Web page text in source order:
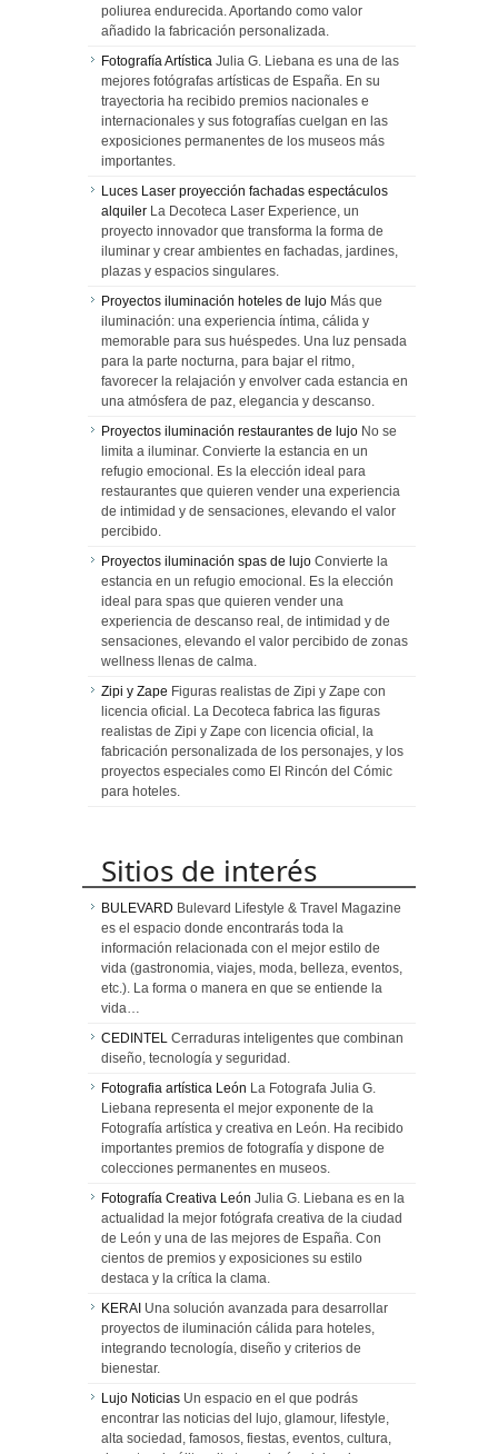
poliurea endurecida. Aportando como valor
añadido la fabricación personalizada.
Fotografía Artística Julia G. Liebana es una de las
mejores fotógrafas artísticas de España. En su
trayectoria ha recibido premios nacionales e
internacionales y sus fotografías cuelgan en las
exposiciones permanentes de los museos más
importantes.
Luces Laser proyección fachadas espectáculos
alquiler La Decoteca Laser Experience, un
proyecto innovador que transforma la forma de
iluminar y crear ambientes en fachadas, jardines,
plazas y espacios singulares.
Proyectos iluminación hoteles de lujo Más que
iluminación: una experiencia íntima, cálida y
memorable para sus huéspedes. Una luz pensada
para la parte nocturna, para bajar el ritmo,
favorecer la relajación y envolver cada estancia en
una atmósfera de paz, elegancia y descanso.
Proyectos iluminación restaurantes de lujo No se
limita a iluminar. Convierte la estancia en un
refugio emocional. Es la elección ideal para
restaurantes que quieren vender una experiencia
de intimidad y de sensaciones, elevando el valor
percibido.
Proyectos iluminación spas de lujo Convierte la
estancia en un refugio emocional. Es la elección
ideal para spas que quieren vender una
experiencia de descanso real, de intimidad y de
sensaciones, elevando el valor percibido de zonas
wellness llenas de calma.
Zipi y Zape Figuras realistas de Zipi y Zape con
licencia oficial. La Decoteca fabrica las figuras
realistas de Zipi y Zape con licencia oficial, la
fabricación personalizada de los personajes, y los
proyectos especiales como El Rincón del Cómic
para hoteles.
Sitios de interés
BULEVARD Bulevard Lifestyle & Travel Magazine
es el espacio donde encontrarás toda la
información relacionada con el mejor estilo de
vida (gastronomia, viajes, moda, belleza, eventos,
etc.). La forma o manera en que se entiende la
vida…
CEDINTEL Cerraduras inteligentes que combinan
diseño, tecnología y seguridad.
Fotografia artística León La Fotografa Julia G.
Liebana representa el mejor exponente de la
Fotografía artística y creativa en León. Ha recibido
importantes premios de fotografía y dispone de
colecciones permanentes en museos.
Fotografía Creativa León Julia G. Liebana es en la
actualidad la mejor fotógrafa creativa de la ciudad
de León y una de las mejores de España. Con
cientos de premios y exposiciones su estilo
destaca y la crítica la clama.
KERAI Una solución avanzada para desarrollar
proyectos de iluminación cálida para hoteles,
integrando tecnología, diseño y criterios de
bienestar.
Lujo Noticias Un espacio en el que podrás
encontrar las noticias del lujo, glamour, lifestyle,
alta sociedad, famosos, fiestas, eventos, cultura,